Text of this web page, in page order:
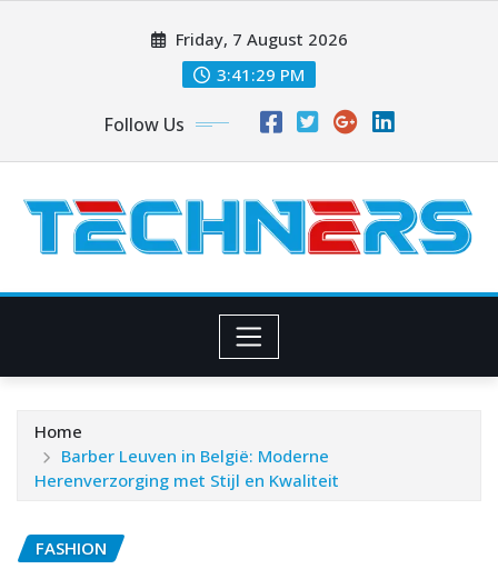
Friday, 7 August 2026
3:41:30 PM
Follow Us
Home
Barber Leuven in België: Moderne
Herenverzorging met Stijl en Kwaliteit
FASHION